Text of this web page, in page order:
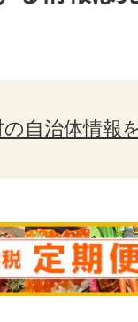
自治体情報